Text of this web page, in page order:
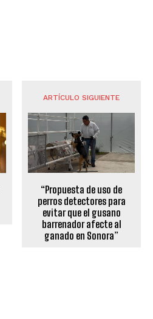
ARTÍCULO SIGUIENTE
“Propuesta de uso de
perros detectores para
evitar que el gusano
barrenador afecte al
ganado en Sonora”